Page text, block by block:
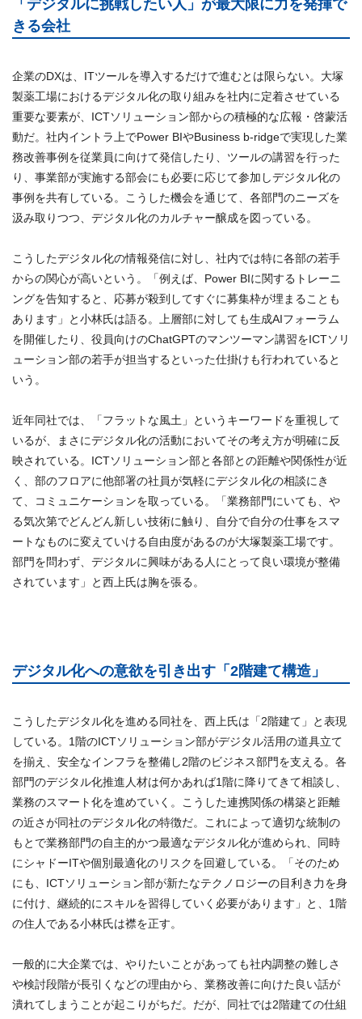
「デジタルに挑戦したい人」が最大限に力を発揮で
きる会社
企業のDXは、ITツールを導入するだけで進むとは限らない。大塚
製薬工場におけるデジタル化の取り組みを社内に定着させている
重要な要素が、ICTソリューション部からの積極的な広報・啓蒙活
動だ。社内イントラ上でPower BIやBusiness b-ridgeで実現した業
務改善事例を従業員に向けて発信したり、ツールの講習を行った
り、事業部が実施する部会にも必要に応じて参加しデジタル化の
事例を共有している。こうした機会を通じて、各部門のニーズを
汲み取りつつ、デジタル化のカルチャー醸成を図っている。
こうしたデジタル化の情報発信に対し、社内では特に各部の若手
からの関心が高いという。「例えば、Power BIに関するトレーニ
ングを告知すると、応募が殺到してすぐに募集枠が埋まることも
あります」と小林氏は語る。上層部に対しても生成AIフォーラム
を開催したり、役員向けのChatGPTのマンツーマン講習をICTソリ
ューション部の若手が担当するといった仕掛けも行われていると
いう。
近年同社では、「フラットな風土」というキーワードを重視して
いるが、まさにデジタル化の活動においてその考え方が明確に反
映されている。ICTソリューション部と各部との距離や関係性が近
く、部のフロアに他部署の社員が気軽にデジタル化の相談にき
て、コミュニケーションを取っている。「業務部門にいても、や
る気次第でどんどん新しい技術に触り、自分で自分の仕事をスマ
ートなものに変えていける自由度があるのが大塚製薬工場です。
部門を問わず、デジタルに興味がある人にとって良い環境が整備
されています」と西上氏は胸を張る。
デジタル化への意欲を引き出す「2階建て構造」
こうしたデジタル化を進める同社を、西上氏は「2階建て」と表現
している。1階のICTソリューション部がデジタル活用の道具立て
を揃え、安全なインフラを整備し2階のビジネス部門を支える。各
部門のデジタル化推進人材は何かあれば1階に降りてきて相談し、
業務のスマート化を進めていく。こうした連携関係の構築と距離
の近さが同社のデジタル化の特徴だ。これによって適切な統制の
もとで業務部門の自主的かつ最適なデジタル化が進められ、同時
にシャドーITや個別最適化のリスクを回避している。「そのため
にも、ICTソリューション部が新たなテクノロジーの目利き力を身
に付け、継続的にスキルを習得していく必要があります」と、1階
の住人である小林氏は襟を正す。
一般的に大企業では、やりたいことがあっても社内調整の難しさ
や検討段階が長引くなどの理由から、業務改善に向けた良い話が
潰れてしまうことが起こりがちだ。だが、同社では2階建ての仕組